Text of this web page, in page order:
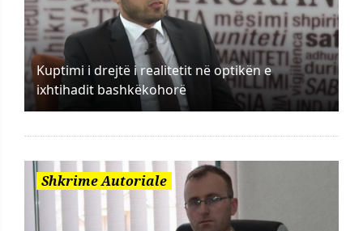
Kuptimi i drejtë i realitetit në optikën e
ixhtihadit bashkëkohorë
Shkrime Autoriale